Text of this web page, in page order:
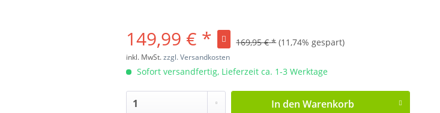
149,99 € * 169,95 € * (11,74% gespart)
inkl. MwSt.zzgl. Versandkosten
Sofort versandfertig, Lieferzeit ca. 1-3 Werktage
In den Warenkorb